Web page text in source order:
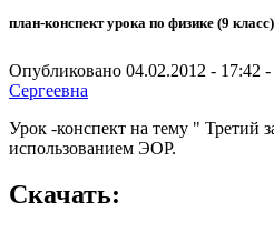
план-конспект урока по физике (9
Опубликовано 04.02.2012 - 17:42 -
Сергеевна
Урок -конспект на тему " Третий
использованием ЭОР.
Скачать: